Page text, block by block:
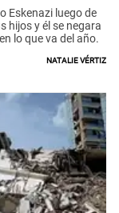
Eskenazi luego de
hijos y él se negara
lo que va del año.
Natalie Vértiz